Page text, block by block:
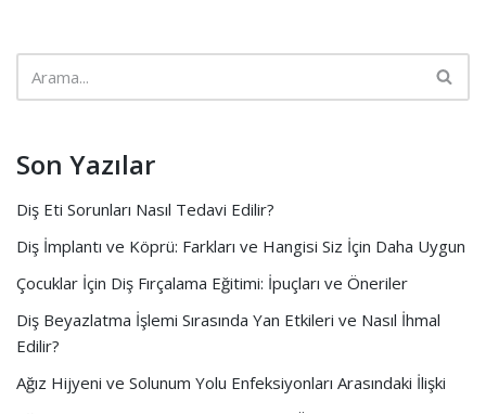
Son Yazılar
Diş Eti Sorunları Nasıl Tedavi Edilir?
Diş İmplantı ve Köprü: Farkları ve Hangisi Siz İçin Daha Uygun
Çocuklar İçin Diş Fırçalama Eğitimi: İpuçları ve Öneriler
Diş Beyazlatma İşlemi Sırasında Yan Etkileri ve Nasıl İhmal
Edilir?
Ağız Hijyeni ve Solunum Yolu Enfeksiyonları Arasındaki İlişki